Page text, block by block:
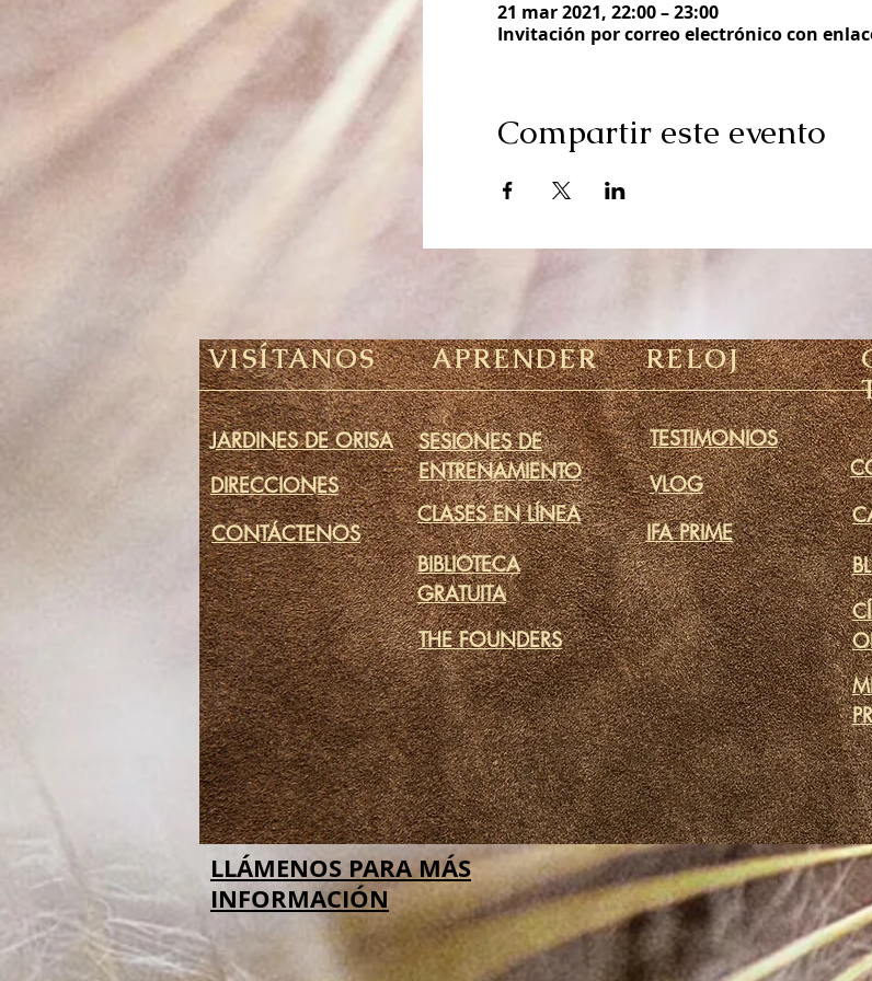
21 mar 2021, 22:00 – 23:00
Invitación por correo electrónico con
Compartir este evento
VISÍTANOS
JARDINES DE ORISA
DIRECCIONES
CONTÁCTENOS
APRENDER
SESIONES DE
ENTRENAMIENTO
CLASES EN LÍNEA
BIBLIOTECA
GRATUITA
THE FOUNDERS
RELOJ
TESTIMONIOS
VLOG
IFA PRIME
LLÁMENOS PARA MÁS
INFORMACIÓN